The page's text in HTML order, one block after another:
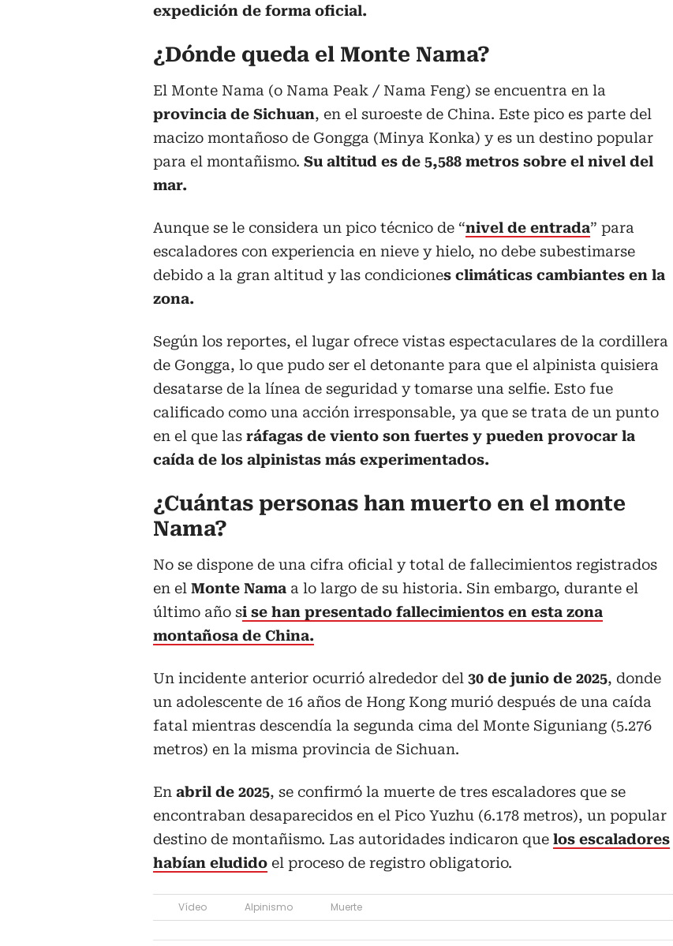
expedición de forma oficial.
¿Dónde queda el Monte Nama?
El Monte Nama (o Nama Peak / Nama Feng) se encuentra en la
provincia de Sichuan, en el suroeste de China. Este pico es parte del
macizo montañoso de Gongga (Minya Konka) y es un destino popular
para el montañismo. Su altitud es de 5,588 metros sobre el nivel del
mar.
Aunque se le considera un pico técnico de “nivel de entrada” para
escaladores con experiencia en nieve y hielo, no debe subestimarse
debido a la gran altitud y las condiciones climáticas cambiantes en la
zona.
Según los reportes, el lugar ofrece vistas espectaculares de la cordillera
de Gongga, lo que pudo ser el detonante para que el alpinista quisiera
desatarse de la línea de seguridad y tomarse una selfie. Esto fue
calificado como una acción irresponsable, ya que se trata de un punto
en el que las ráfagas de viento son fuertes y pueden provocar la
caída de los alpinistas más experimentados.
¿Cuántas personas han muerto en el monte
Nama?
No se dispone de una cifra oficial y total de fallecimientos registrados
en el Monte Nama a lo largo de su historia. Sin embargo, durante el
último año si se han presentado fallecimientos en esta zona
montañosa de China.
Un incidente anterior ocurrió alrededor del 30 de junio de 2025, donde
un adolescente de 16 años de Hong Kong murió después de una caída
fatal mientras descendía la segunda cima del Monte Siguniang (5.276
metros) en la misma provincia de Sichuan.
En abril de 2025, se confirmó la muerte de tres escaladores que se
encontraban desaparecidos en el Pico Yuzhu (6.178 metros), un popular
destino de montañismo. Las autoridades indicaron que los escaladores
habían eludido el proceso de registro obligatorio.
Vídeo Alpinismo Muerte